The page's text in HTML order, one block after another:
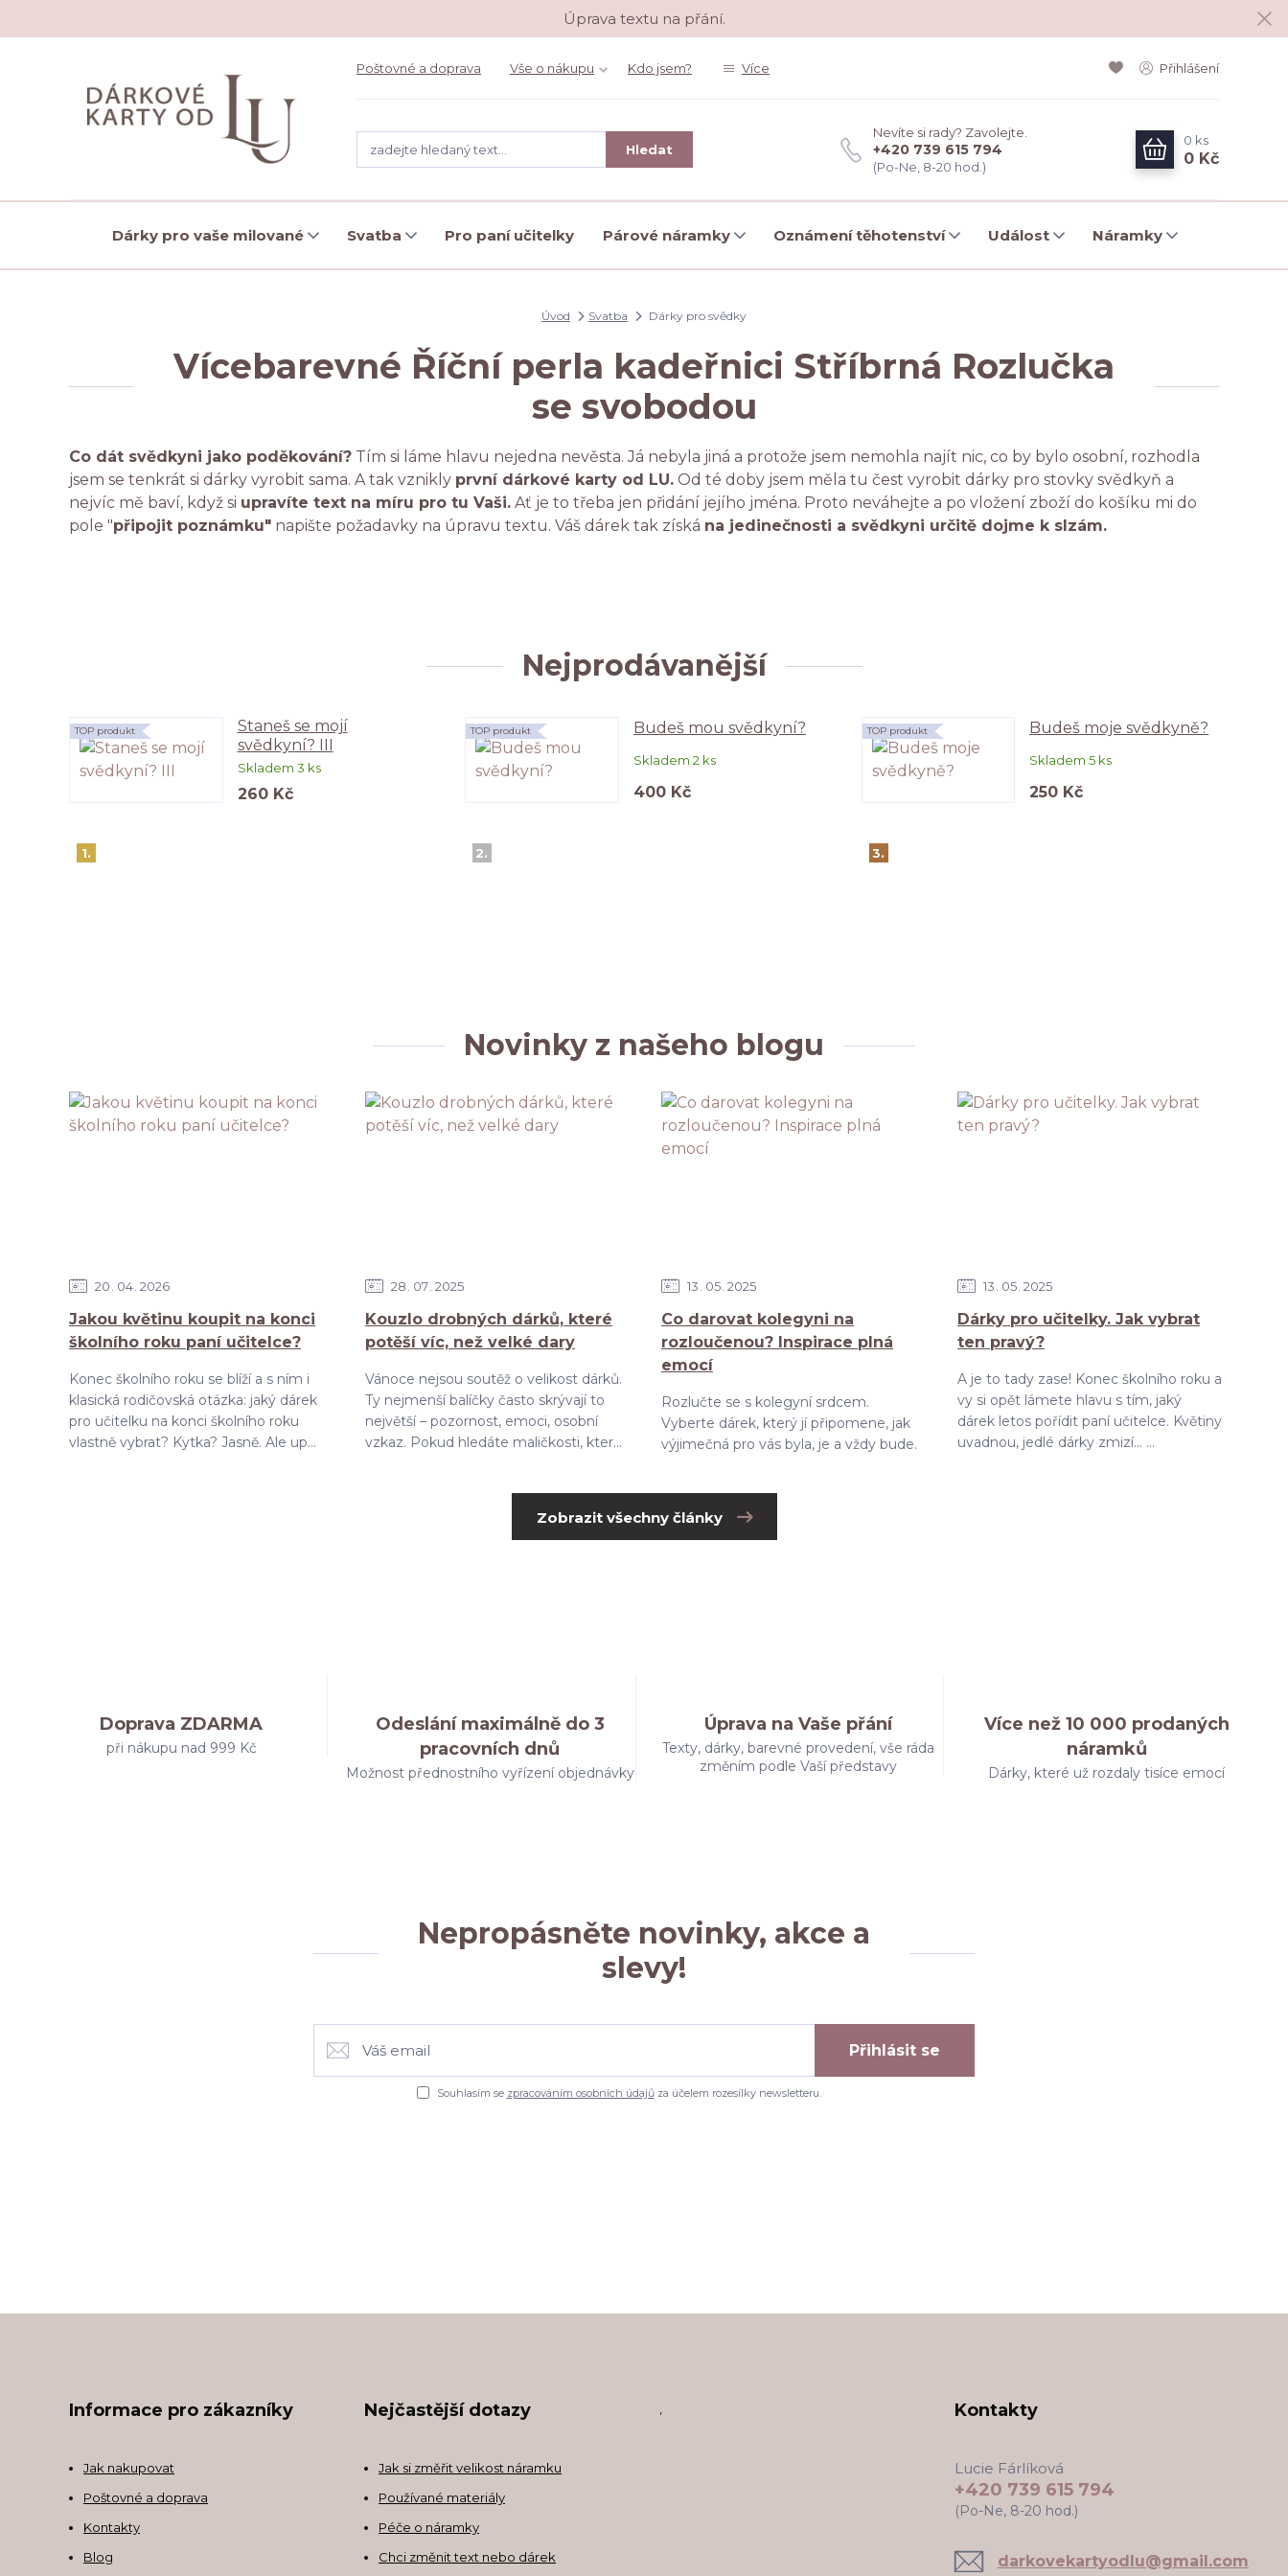
Úprava textu na přání.
Poštovné a doprava Vše o nákupu Kdo jsem? Více Přihlášení
Hledat
Nevíte si rady? Zavolejte.
+420 739 615 794
(Po-Ne, 8-20 hod.)
0 ks
0 Kč
Dárky pro vaše milované Svatba Pro paní učitelky Párové náramky Oznámení těhotenství Událost Náramky
Úvod Svatba Dárky pro svědky
Vícebarevné Říční perla kadeřnici Stříbrná Rozlučka
se svobodou
Co dát svědkyni jako poděkování? Tím si láme hlavu nejedna nevěsta. Já nebyla jiná a protože jsem nemohla najít nic, co by bylo osobní, rozhodla
jsem se tenkrát si dárky vyrobit sama. A tak vznikly první dárkové karty od LU. Od té doby jsem měla tu čest vyrobit dárky pro stovky svědkyň a
nejvíc mě baví, když si upravíte text na míru pro tu Vaši. Ať je to třeba jen přidání jejího jména. Proto neváhejte a po vložení zboží do košíku mi do
pole "připojit poznámku" napište požadavky na úpravu textu. Váš dárek tak získá na jedinečnosti a svědkyni určitě dojme k slzám.
Nejprodávanější
1.
Staneš se mojí
svědkyní? III
Skladem 3 ks
TOP produkt
260 Kč
2.
Budeš mou svědkyní?
Skladem 2 ks
TOP produkt
400 Kč
3.
Budeš moje svědkyně?
Skladem 5 ks
TOP produkt
250 Kč
Novinky z našeho blogu
20 04 2026
Jakou květinu koupit na konci
školního roku paní učitelce?
Konec školního roku se blíží a s ním i
klasická rodičovská otázka: jaký dárek
pro učitelku na konci školního roku
vlastně vybrat? Kytka? Jasně. Ale up...
28 07 2025
Kouzlo drobných dárků, které
potěší víc, než velké dary
Vánoce nejsou soutěž o velikost dárků.
Ty nejmenší balíčky často skrývají to
největší – pozornost, emoci, osobní
vzkaz. Pokud hledáte maličkosti, kter...
13 05 2025
Co darovat kolegyni na
rozloučenou? Inspirace plná
emocí
Rozlučte se s kolegyní srdcem.
Vyberte dárek, který jí připomene, jak
výjimečná pro vás byla, je a vždy bude.
13 05 2025
Dárky pro učitelky. Jak vybrat
ten pravý?
A je to tady zase! Konec školního roku a
vy si opět lámete hlavu s tím, jaký
dárek letos pořídit paní učitelce. Květiny
uvadnou, jedlé dárky zmizí... ...
Zobrazit všechny články
Doprava ZDARMA
při nákupu nad 999 Kč
Odeslání maximálně do 3
pracovních dnů
Možnost přednostního vyřízení objednávky
Úprava na Vaše přání
Texty, dárky, barevné provedení, vše ráda
změním podle Vaší představy
Více než 10 000 prodaných
náramků
Dárky, které už rozdaly tisíce emocí
Nepropásněte novinky, akce a
slevy!
Přihlásit se
Souhlasím se zpracováním osobních údajůza účelem rozesílky newsletteru.
Informace pro zákazníky
Jak nakupovat
Poštovné a doprava
Kontakty
Blog
Nejčastější dotazy
Jak si změřit velikost náramku
Používané materiály
Péče o náramky
Chci změnit text nebo dárek
Kontakty
Lucie Fárlíková
+420 739 615 794
(Po-Ne, 8-20 hod.)
darkovekartyodlu@gmail.com